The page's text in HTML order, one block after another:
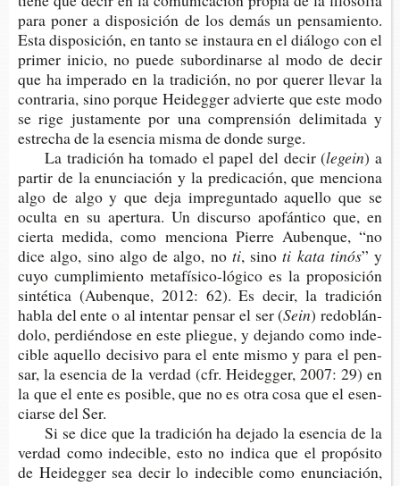
para poner a dis­po­si­ción de los demás un pen­sa­mien­to.
Esta dis­po­si­ción, en tanto se ins­tau­ra en el diá­lo­go con el
pri­mer inicio, no puede subor­di­nar­se al modo de decir
que ha impe­ra­do en la tra­di­ción, no por que­rer lle­var la
con­tra­ria, sino por­que Hei­deg­ger advier­te que este modo
se rige jus­ta­men­te por una com­pren­sión deli­mi­ta­da y
estre­cha de la esen­cia misma de donde surge.
La tra­di­ción ha toma­do el papel del decir (legein) a
par­tir de la enun­cia­ción y la pre­di­ca­ción, que men­cio­na
algo de algo y que deja impre­gun­ta­do aque­llo que se
ocul­ta en su aper­tu­ra. Un dis­cur­so apo­fán­ti­co que, en
cier­ta medi­da, como men­cio­na Pie­rre Auben­que, “no
dice algo, sino algo de algo, no ti, sinoti kata tinós” y
cuyo cum­pli­mien­to metafísico-​lógico es la pro­po­si­ción
sin­té­ti­ca (Auben­que, 2012: 62). Es decir, la tra­di­ción
habla del ente o al inten­tar pen­sar el ser (Sein) redo­blán­
do­lo, per­dién­do­se en este plie­gue, y dejan­do como inde­
ci­ble aque­llo deci­si­vo para el ente mismo y para el pen­
sar, la esen­cia de la ver­dad (cfr. Hei­deg­ger, 2007: 29) en
la que el ente es posi­ble, que no es otra cosa que el esen­
ciar­se del Ser.
Si se dice que la tra­di­ción ha deja­do la esen­cia de la
ver­dad como inde­ci­ble, esto no indi­ca que el pro­pó­si­to
de Hei­deg­ger sea decir lo inde­ci­ble como enun­cia­ción,